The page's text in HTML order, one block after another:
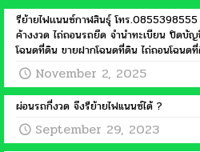
รีย้ายไฟเเนนซ์กาฬสินธุ์ โทร
ค้างงวด ไถ่ถอนรถยึด จำนำทะเบียน ปิดบั
โฉนดที่ดิน ขายฝากโฉนดที่ดิน ไถ่ถอนโฉนด
November 2, 2025
ผ่อนรถกี่งวด จึงรีย้ายไฟแนนซ์ได้ ?
September 29, 2023